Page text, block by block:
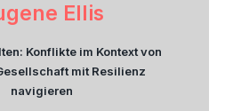
Ellis
Konflikte im Kontext von
mit Resilienz
navigieren